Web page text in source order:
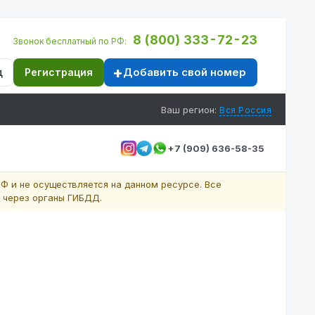
Звонок бесплатный по РФ: 8 (800) 333-72-23
Регистрация Добавить свой номер
Ваш регион: Вся Россия
+7 (909) 636-58-35
и не осуществляется на данном ресурсе. Все
органы ГИБДД.